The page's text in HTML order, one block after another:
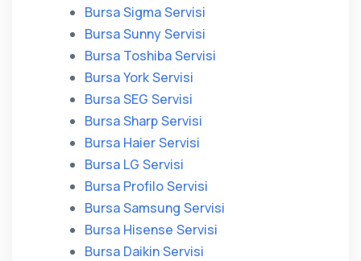
Bursa Sigma Servisi
Bursa Sunny Servisi
Bursa Toshiba Servisi
Bursa York Servisi
Bursa SEG Servisi
Bursa Sharp Servisi
Bursa Haier Servisi
Bursa LG Servisi
Bursa Profilo Servisi
Bursa Samsung Servisi
Bursa Hisense Servisi
Bursa Daikin Servisi